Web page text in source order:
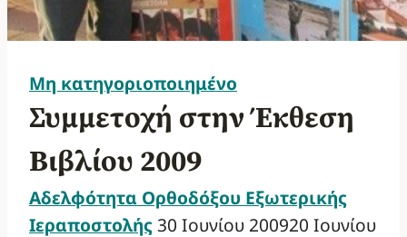
Μη κατηγοριοποιημένο
Συμμετοχή στην Έκθεση
Βιβλίου 2009
Αδελφότητα Ορθοδόξου Εξωτερικής
Ιεραποστολής 30 Ιουνίου 200920 Ιουνίου